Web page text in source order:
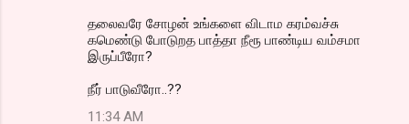
தலைவரே சோழன் உங்களை விடாம கரம்வச்சு
கமெண்டு போடுறத பாத்தா நீரூ பாண்டிய வம்சமா
இருப்பீரோ?
நீர் பாடுவீரோ..??
11:34 AM